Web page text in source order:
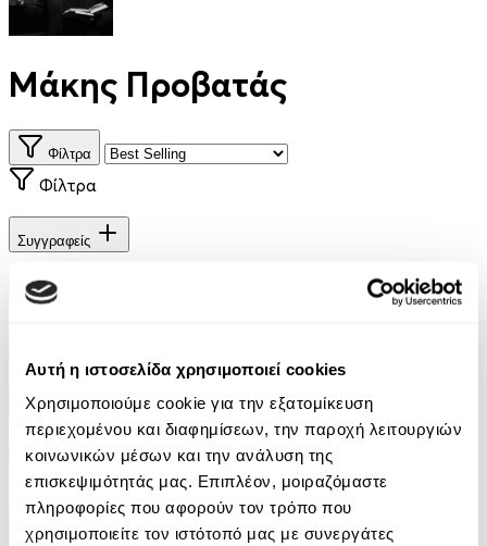
Αυτή η ιστοσελίδα χρησιμοποιεί cookies
Χρησιμοποιούμε cookie για την εξατομίκευση
περιεχομένου και διαφημίσεων, την παροχή λειτουργιών
κοινωνικών μέσων και την ανάλυση της
επισκεψιμότητάς μας. Επιπλέον, μοιραζόμαστε
πληροφορίες που αφορούν τον τρόπο που
χρησιμοποιείτε τον ιστότοπό μας με συνεργάτες
Μάκης Προβατάς
Φίλτρα
Φίλτρα
Συγγραφείς
Αφηγητές
Εκδοτικοί οίκοι